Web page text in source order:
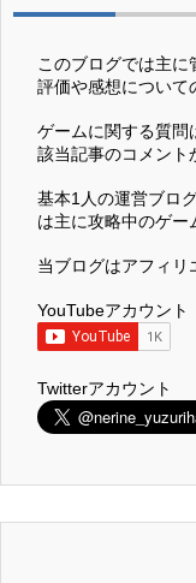
このブログでは主に
評価や感想について
ゲームに関する質問
該当記事のコメント
基本1人の運営ブロ
は主に攻略中のゲー
当ブログはアフィリ
YouTubeアカウント
Twitterアカウント